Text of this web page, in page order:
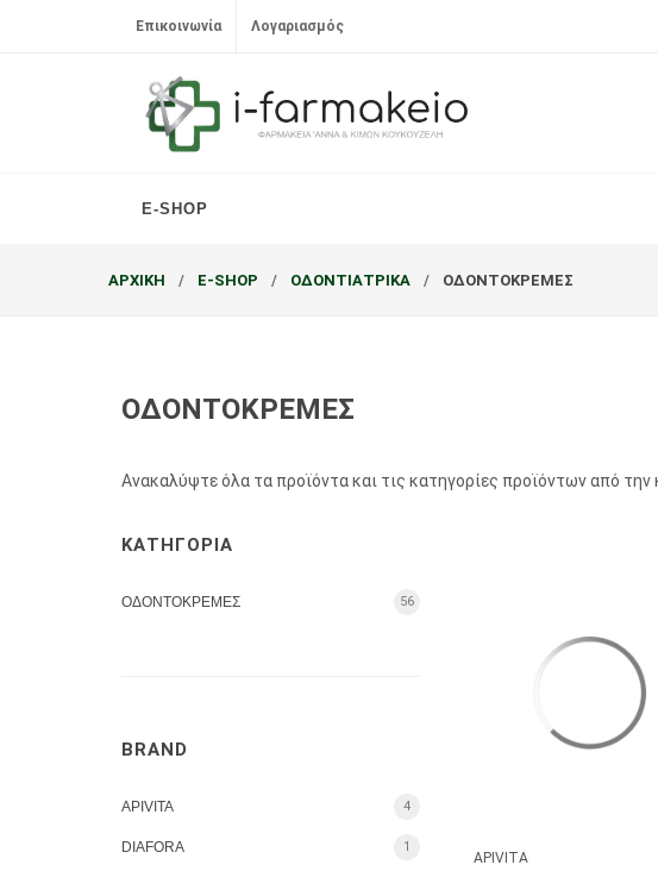
Επικοινωνία Λογαριασμός
E-SHOP
ΑΡΧΙΚΗ E-SHOP ΟΔΟΝΤΙΑΤΡΙΚΑ ΟΔΟΝΤΟΚΡΕΜΕΣ
ΟΔΟΝΤΟΚΡΕΜΕΣ
Ανακαλύψτε όλα τα προϊόντα και τις κατηγορίες προϊόντων από την
ΚΑΤΗΓΟΡΙΑ
ΟΔΟΝΤΟΚΡΕΜΕΣ 56
BRAND
APIVITA 4
DIAFORA 1
APIVITA